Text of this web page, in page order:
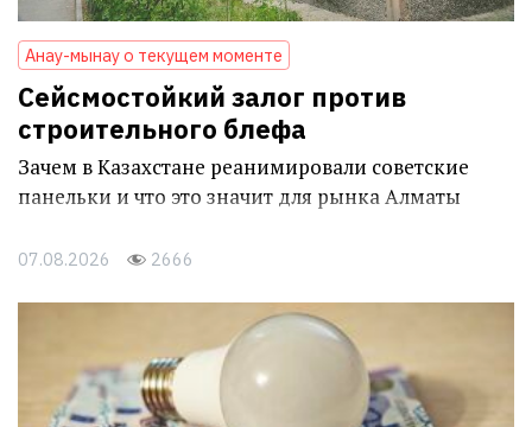
Анау-мынау о текущем моменте
Сейсмостойкий залог против
строительного блефа
Зачем в Казахстане реанимировали советские
панельки и что это значит для рынка Алматы
07.08.2026 2666